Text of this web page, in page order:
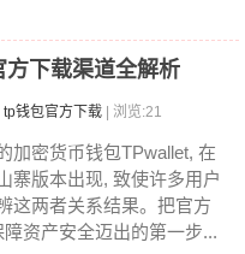
下载渠道全解析
tp钱包官方下载 | 浏览:21
加密货币钱包TPwallet, 在
寨版本出现, 致使许多用户
这两者关系结果。把官方
资产安全迈出的第一步...